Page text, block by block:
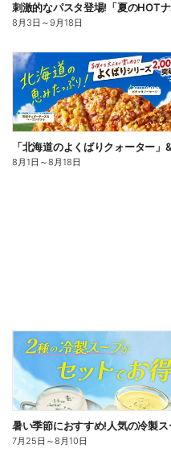
8月3日 ～9月18日
8月1日 ～8月18日
7月25日 ～8月10日